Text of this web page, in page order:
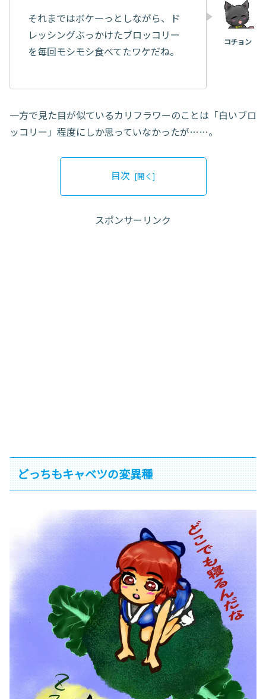
それまではボケーっとしながら、ド
レッシングぶっかけたブロッコリー
を毎回モシモシ食べてたワケだね。
一方で見た目が似ているカリフラワーのことは「白いブロ
ッコリー」程度にしか思っていなかったが……。
目次
スポンサーリンク
どっちもキャベツの変異種